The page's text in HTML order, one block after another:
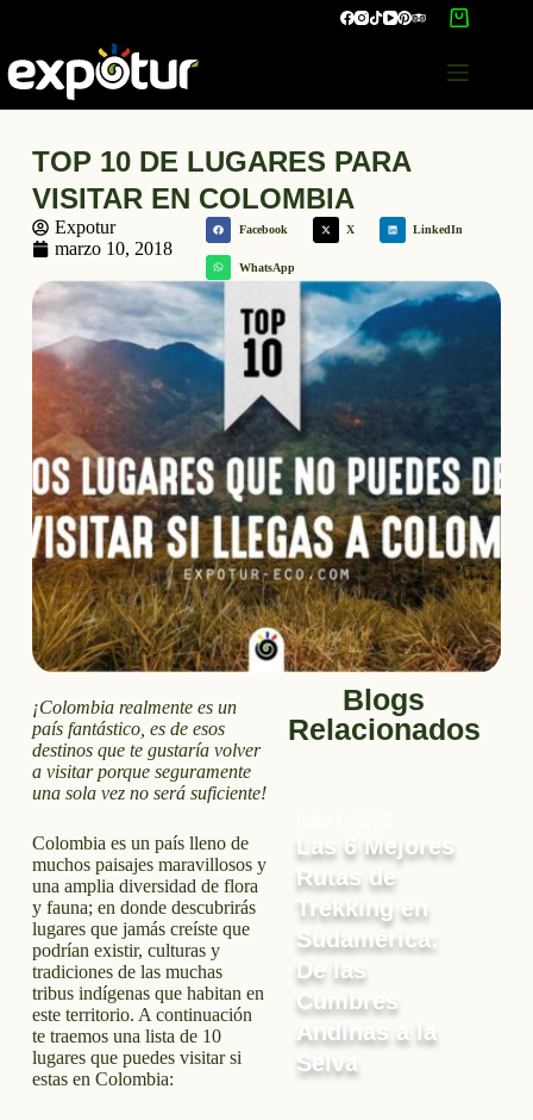
TOP 10 DE LUGARES PARA
VISITAR EN COLOMBIA
Expotur
marzo 10, 2018
Facebook X LinkedIn
WhatsApp
¡Colombia realmente es un
país fantástico, es de esos
destinos que te gustaría volver
a visitar porque seguramente
una sola vez no será suficiente!
Colombia es un país lleno de
muchos paisajes maravillosos y
una amplia diversidad de flora
y fauna; en donde descubrirás
lugares que jamás creíste que
podrían existir, culturas y
tradiciones de las muchas
tribus indígenas que habitan en
este territorio. A continuación
te traemos una lista de 10
lugares que puedes visitar si
estas en Colombia:
Blogs
Relacionados
Las 6 Mejores
Rutas de
Trekking en
Sudamérica:
De las
Cumbres
Andinas a la
Selva